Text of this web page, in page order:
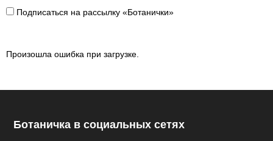
Подписаться на рассылку «Ботанички»
Произошла ошибка при загрузке.
Ботаничка в социальных сетях